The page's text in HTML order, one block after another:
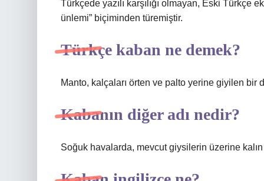
Türkçede yazılı karşılığı olmayan, Eski Türkçe
ünlemi” biçiminden türemiştir.
Türkçe kaban ne demek?
Manto, kalçaları örten ve palto yerine giyilen bir
Kabanın diğer adı nedir?
Soğuk havalarda, mevcut giysilerin üzerine